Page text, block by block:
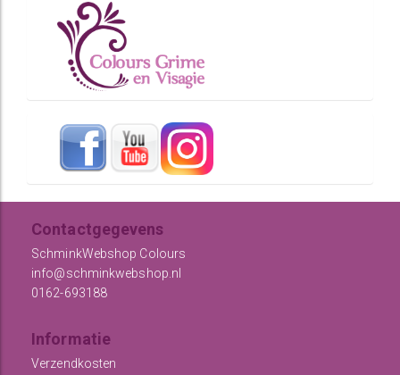
Contactgegevens
SchminkWebshop Colours
info@schminkwebshop.nl
0162-693188
Informatie
Verzendkosten